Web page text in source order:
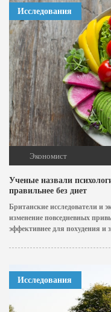
Исследования
Экономист
Ученые назвали
правильнее без диет
Британские исследователи и
изменение повседневных
эффективнее для похудения и
Исследования